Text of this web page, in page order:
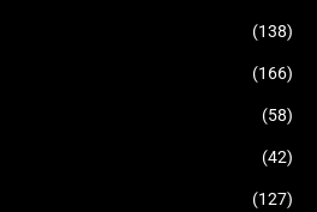
(138)
(166)
(58)
(42)
(127)